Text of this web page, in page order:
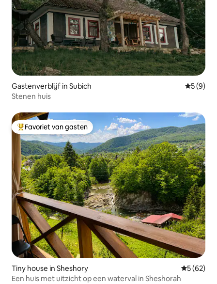
Gastenverblijf in Subich
5 (9)
Stenen huis
Topfavoriet van gasten
Favoriet van gasten
Tiny house in Sheshory
5 (62)
Een huis met uitzicht op een waterval in Sheshorah